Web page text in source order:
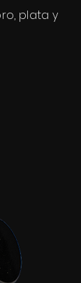
plata y